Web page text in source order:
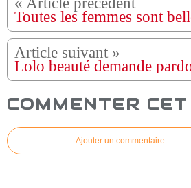
Lolo beauté demande
COMMENTER
Ajouter un commentaire